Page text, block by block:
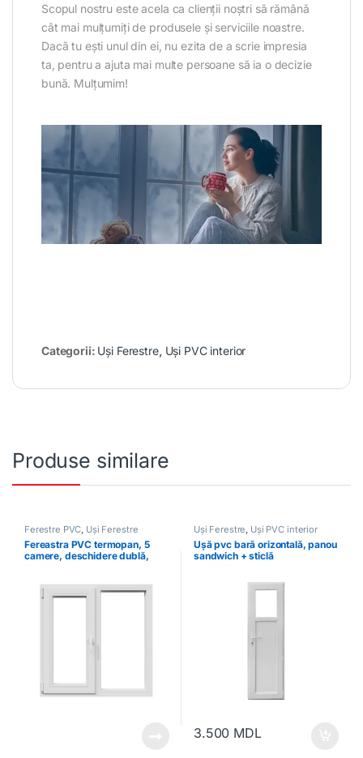
Scopul nostru este acela ca clienții noștri să rămână
cât mai mulțumiți de produsele și serviciile noastre.
Dacă tu ești unul din ei, nu ezita de a scrie impresia
ta, pentru a ajuta mai multe persoane să ia o decizie
bună. Mulțumim!
Categorii: Uși Ferestre, Uși PVC interior
Produse similare
Ferestre PVC, Uși Ferestre
Fereastra PVC termopan, 5
camere, deschidere dublă,
Uși Ferestre, Uși PVC interior
Ușă pvc bară orizontală, panou
sandwich + sticlă
3.500 MDL